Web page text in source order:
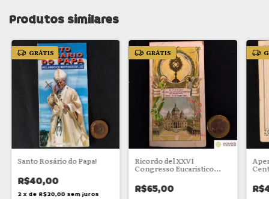
Produtos similares
GRÁTIS
Santo Rosário do Papa!
R$40,00
2 x de R$20,00 sem juros
GRÁTIS
Ricordo del XXVI
Congresso Eucaristico
Internazionale
R$65,00